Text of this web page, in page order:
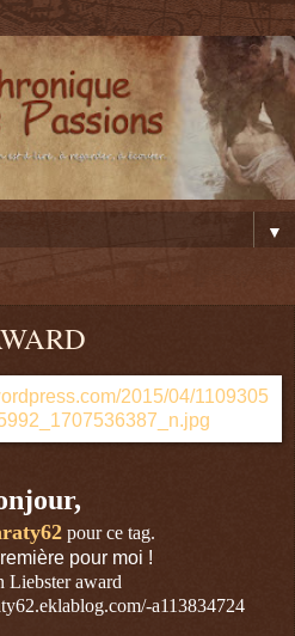
▼
pour ce tag.
pour moi !
Liebster award
a113834724